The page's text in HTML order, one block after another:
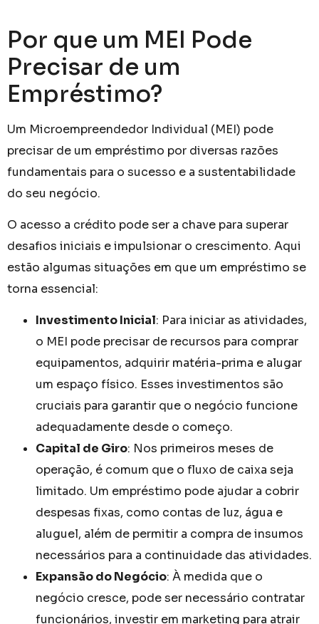
Por que um MEI Pode
Precisar de um
Empréstimo?
Um Microempreendedor Individual (MEI) pode
precisar de um empréstimo por diversas razões
fundamentais para o sucesso e a sustentabilidade
do seu negócio.
O acesso a crédito pode ser a chave para superar
desafios iniciais e impulsionar o crescimento. Aqui
estão algumas situações em que um empréstimo se
torna essencial:
Investimento Inicial: Para iniciar as atividades,
o MEI pode precisar de recursos para comprar
equipamentos, adquirir matéria-prima e alugar
um espaço físico. Esses investimentos são
cruciais para garantir que o negócio funcione
adequadamente desde o começo.
Capital de Giro: Nos primeiros meses de
operação, é comum que o fluxo de caixa seja
limitado. Um empréstimo pode ajudar a cobrir
despesas fixas, como contas de luz, água e
aluguel, além de permitir a compra de insumos
necessários para a continuidade das atividades.
Expansão do Negócio: À medida que o
negócio cresce, pode ser necessário contratar
funcionários, investir em marketing para atrair